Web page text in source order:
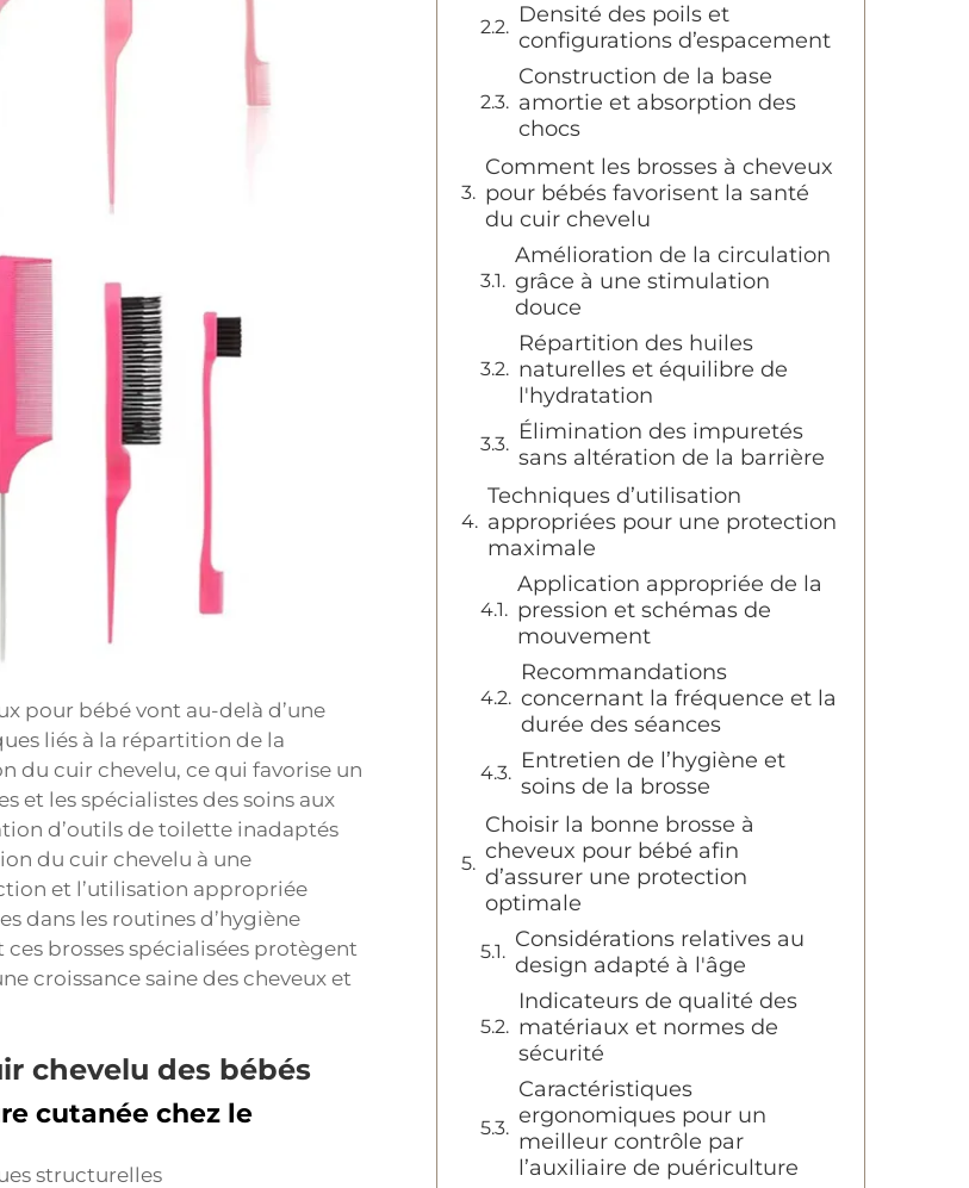
pour bébé vont au-delà d’une
liés à la répartition de la
du cuir chevelu, ce qui favorise un
et les spécialistes des soins aux
d’outils de toilette inadaptés
du cuir chevelu à une
et l’utilisation appropriée
dans les routines d’hygiène
brosses spécialisées protègent
croissance saine des cheveux et
chevelu des bébés
cutanée chez le
structurelles
Densité des poils et
configurations d’espacement
Construction de la base
amortie et absorption des
chocs
Comment les brosses à cheveux
pour bébés favorisent la santé
du cuir chevelu
Amélioration de la circulation
grâce à une stimulation
douce
Répartition des huiles
naturelles et équilibre de
l'hydratation
Élimination des impuretés
sans altération de la barrière
Techniques d’utilisation
appropriées pour une protection
maximale
Application appropriée de la
pression et schémas de
mouvement
Recommandations
concernant la fréquence et la
durée des séances
Entretien de l’hygiène et
soins de la brosse
Choisir la bonne brosse à
cheveux pour bébé afin
d’assurer une protection
optimale
Considérations relatives au
design adapté à l'âge
Indicateurs de qualité des
matériaux et normes de
sécurité
Caractéristiques
ergonomiques pour un
meilleur contrôle par
l’auxiliaire de puériculture